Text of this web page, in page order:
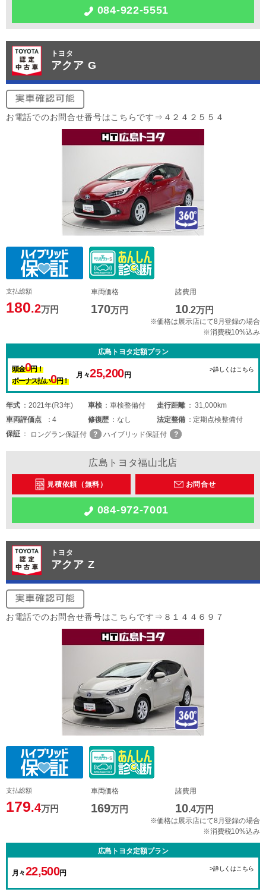
084-922-5551
トヨタ
アクア G
お電話でのお問合せ番号はこちらです⇒４２４２５５４
支払総額
180.2万円
車両価格
170万円
諸費用
10.2万円
※価格は展示店にて8月登録の場合
※消費税10%込み
広島トヨタ定額プラン
頭金0円！
ボーナス払い0円！
月々25,200円
>詳しくはこちら
年式 2021年(R3年) 車検 車検整備付 走行距離
31,000km
車両評価点 4 修復歴 なし 法定整備
定期点検整備付
保証
ロングラン保証付 ハイブリッド保証付
広島トヨタ福山北店
見積依頼（無料） お問合せ
084-972-7001
トヨタ
アクア Z
お電話でのお問合せ番号はこちらです⇒８１４４６９７
支払総額
179.4万円
車両価格
169万円
諸費用
10.4万円
※価格は展示店にて8月登録の場合
※消費税10%込み
広島トヨタ定額プラン
月々22,500円
>詳しくはこちら